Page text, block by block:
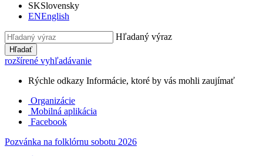
SKSlovensky
ENEnglish
Hľadaný výraz
Hľadať
rozšírené vyhľadávanie
Rýchle odkazy Informácie, ktoré by vás mohli zaujímať
Organizácie
Mobilná aplikácia
Facebook
Pozvánka na folklórnu sobotu 2026